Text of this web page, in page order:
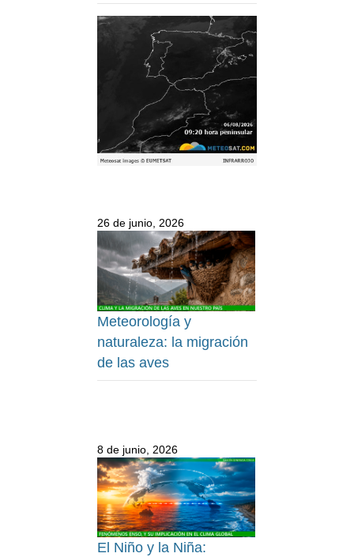
26 de junio, 2026
Meteorología y
naturaleza: la migración
de las aves
8 de junio, 2026
El Niño y la Niña: